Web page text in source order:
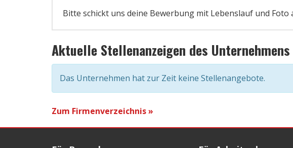
Bitte schickt uns deine Bewerbung mit Lebenslauf und Foto
Aktuelle Stellenanzeigen des
Das Unternehmen hat zur Zeit keine Stellenangebote.
Zum Firmenverzeichnis »